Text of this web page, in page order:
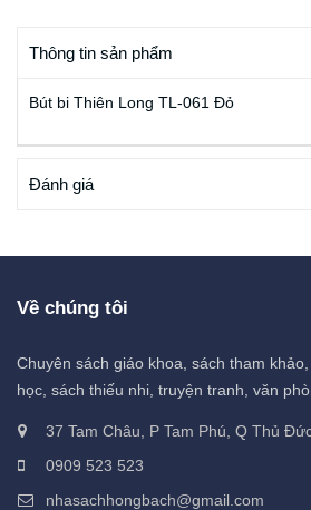
Thông tin sản phẩm
Bút bi Thiên Long TL-061 Đỏ
Đánh giá
Về chúng tôi
Chuyên sách giáo khoa, sách tham
học, sách thiếu nhi, truyện tranh, văn
37 Tam Châu, P Tam Phú, Q Thủ
0909 523 523
nhasachhongbach@gmail.com